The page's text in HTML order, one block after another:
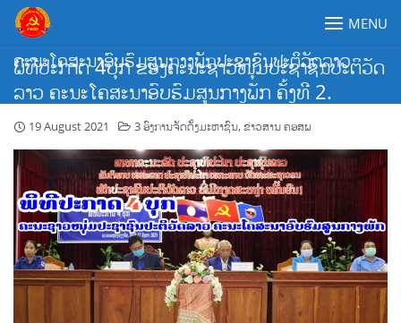
Skip
content
ຄະນະໂຄສະນາອົບຮົມສູນກາງພັກປະຊາຊົນປະຕິວັດລາວ
MENU
ພິທີປະກາດ 4ບຸກ ຂອງຄະນະຊາວໜຸ່ມປະຊາຊົນປະຕິວັດ
ລາວ ຄະນະໂຄສະນາອົບຮົມສູນກາງພັກ ຄັ້ງທີ 2.
19 August 2021 3 ອົງການຈັດຕັ້ງມະຫາຊົນ,ຂ່າວສານ ຄອສພ